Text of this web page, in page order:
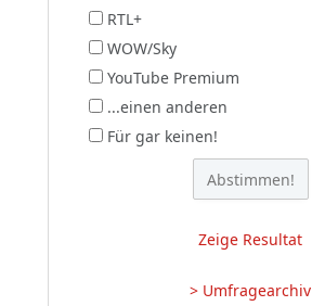
RTL+
WOW/Sky
YouTube Premium
...einen anderen
Für gar keinen!
Zeige Resultat
> Umfragearchiv